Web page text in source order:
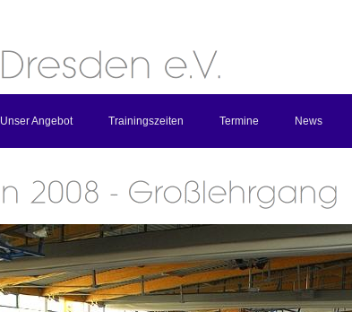
Unser Angebot Trainingszeiten Termine News